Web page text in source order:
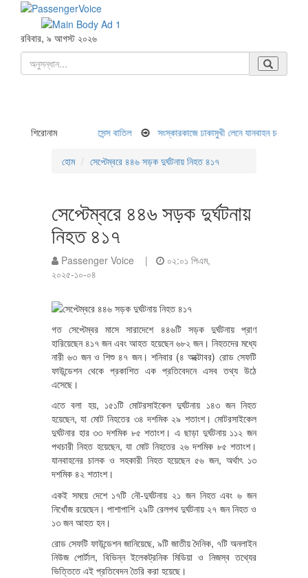
রবিবার, ৯ আগস্ট ২০২৬
শিরোনাম
দুই বাসের লাইসেন্স বাতিল সংস্কারকাজে ঢাকামুখী লেনে যানবাহন চলছে
হোম সেপ্টেম্বরে ৪৪৬ সড়ক দুর্ঘটনায় নিহত ৪১৭
সেপ্টেম্বরে ৪৪৬ সড়ক দুর্ঘটনায়
নিহত ৪১৭
Passenger Voice |
০২:০১ পিএম,
২০২৫-১০-০৪
গত সেপ্টেম্বর মাসে সারাদেশে ৪৪৬টি সড়ক দুর্ঘটনায় প্রাণ
হারিয়েছেন ৪১৭ জন এবং আহত হয়েছেন ৬৮২ জন। নিহতদের মধ্যে
নারী ৬৩ জন ও শিশু ৪৭ জন। শনিবার (৪ অক্টোবর) রোড সেফটি
ফাউন্ডেশন থেকে প্রকাশিত এক প্রতিবেদনে এসব তথ্য উঠে
এসেছে।
এতে বলা হয়, ১৫১টি মোটরসাইকেল দুর্ঘটনায় ১৪৩ জন নিহত
হয়েছেন, যা মোট নিহতের ৩৪ দশমিক ২৯ শতাংশ। মোটরসাইকেল
দুর্ঘটনার হার ৩৩ দশমিক ৮৫ শতাংশ। এ ছাড়া দুর্ঘটনায় ১১২ জন
পথচারী নিহত হয়েছেন, যা মোট নিহতের ২৬ দশমিক ৮৫ শতাংশ।
যানবাহনের চালক ও সহকারী নিহত হয়েছেন ৫৬ জন, অর্থাৎ ১৩
দশমিক ৪২ শতাংশ।
একই সময়ে দেশে ১৭টি নৌ-দুর্ঘটনায় ২১ জন নিহত এবং ৬ জন
নিখোঁজ রয়েছেন। পাশাপাশি ২৯টি রেলপথ দুর্ঘটনায় ২৭ জন নিহত ও
১৩ জন আহত হন।
রোড সেফটি ফাউন্ডেশন জানিয়েছে, ৯টি জাতীয় দৈনিক, ৭টি অনলাইন
নিউজ পোর্টাল, বিভিন্ন ইলেকট্রনিক মিডিয়া ও নিজস্ব তথ্যের
ভিত্তিতে এই প্রতিবেদন তৈরি করা হয়েছে।